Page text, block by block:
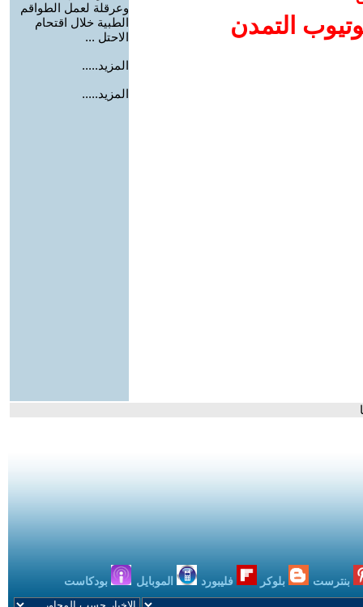
التمدن
وعرقلة لعمل الطواقم
الطبية خلال اقتحام
الاحتل ...
المزيد.....
المزيد.....
بنترست بلوكر فليبورد الموبايل بودكاست